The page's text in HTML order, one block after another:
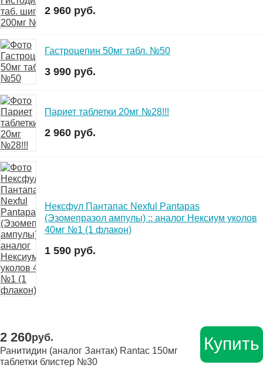
2 960 руб.
Гастроцепин 50мг табл. №50
3 990 руб.
Париет таблетки 20мг №28!!!
2 960 руб.
Нексфул Пантапас Nexful Pantapas
(Эзомепразол ампулы) :: аналог Нексиум уколов
40мг №1 (1 флакон)
1 590 руб.
2 260руб.
Ранитидин (аналог Зантак) Rantac 150мг
таблетки блистер №30
Купить